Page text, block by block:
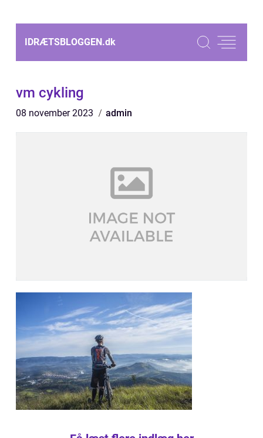
IDRÆTSBLOGGEN.dk
vm cykling
08 november 2023 admin